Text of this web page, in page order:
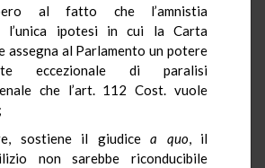
al fatto che l’amnistia
l’unica ipotesi in cui la Carta
assegna al Parlamento un potere
eccezionale di paralisi
che l’art. 112 Cost. vuole
sostiene il giudicea quo, il
non sarebbe riconducibile